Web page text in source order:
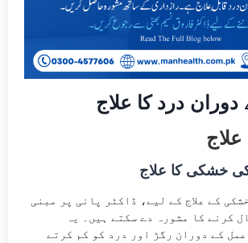
درد کا علاج
کے علاج کے لیے، ڈاکٹر پانی پر مبنی
کرنے کا مشورہ دے سکتے ہیں۔ یہ
کے دوران رگڑ اور درد کو کم کرتے